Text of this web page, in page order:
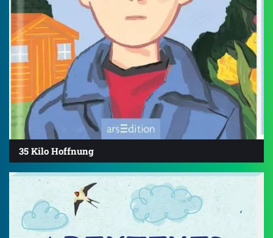
35 Kilo Hoffnung